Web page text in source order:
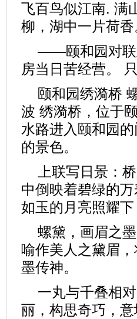
飞百鸟似江南. 满
柳，湖中一片荷香
——颐和园对联
房当日苦经营。
颐和园绣漪桥
波 绣漪桥，位于
水路进入颐和园
的景色。
上联写日景：
中倒映着碧绿的
如玉的月亮照耀
螺黛，画眉之
喻作美人之黛眉
墨传神。
一丸与千叠相
丽，构思奇巧，